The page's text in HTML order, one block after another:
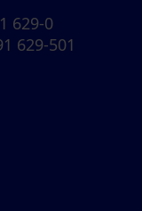
629-0
629-501